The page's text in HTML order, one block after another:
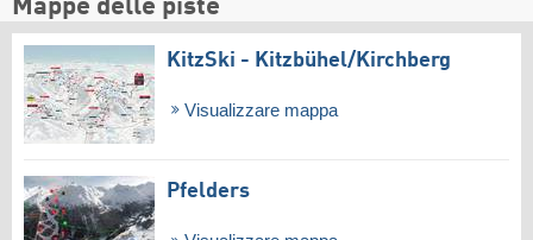
Mappe delle piste
KitzSki - Kitzbühel/​Kirchberg
Visualizzare mappa
Pfelders